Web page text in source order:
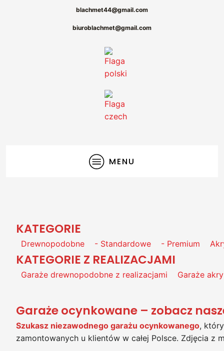
blachmet44@gmail.com
biuroblachmet@gmail.com
MENU
KATEGORIE
Drewnopodobne - Standardowe - Premium
KATEGORIE Z REALIZACJAMI
Garaże drewnopodobne z realizacjami Garaże
Garaże ocynkowane – zobacz
Szukasz niezawodnego garażu ocynkowanego,
zamontowanych u klientów w całej Polsce. Zdjęcia